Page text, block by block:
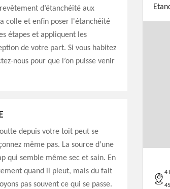
d’étanchéité aux
colle et enfin poser l'étanchéité
étapes et appliquent les
de votre part. Si vous habitez
nous pour que l’on puisse venir
depuis votre toit peut se
même pas. La source d’une
qui semble même sec et sain. En
quand il pleut, mais du fait
pas souvent ce qui se passe.
4